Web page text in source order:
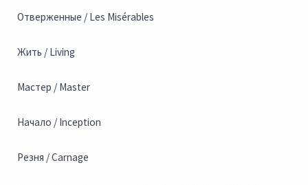
Отверженные / Les Misérables
Жить / Living
Мастер / Master
Начало / Inception
Резня / Carnage